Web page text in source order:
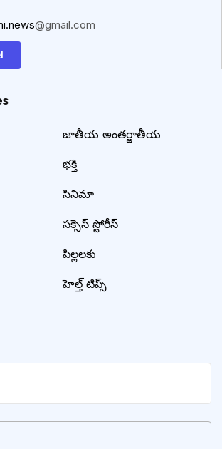
@gmail.com
జాతీయ అంతర్జాతీయ
భక్తి
సినిమా
సక్సెస్ స్టోరీస్
పిల్లలకు
హెల్త్ టిప్స్